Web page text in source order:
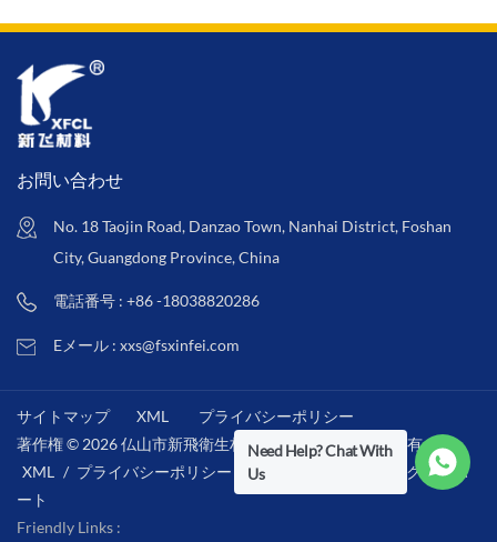
お問い合わせ
No. 18 Taojin Road, Danzao Town, Nanhai District, Foshan
City, Guangdong Province, China
電話番号 : +86 -18038820286
Eメール : xxs@fsxinfei.com
サイトマップ XML
プライバシーポリシー
著作権 © 2026 仏山市新飛衛生材料株式会社 .全著作権所有 . /
XML / プライバシーポリシー /
IPv6ネットワークをサポ
ート
Friendly Links :
Need Help? Chat With
Us